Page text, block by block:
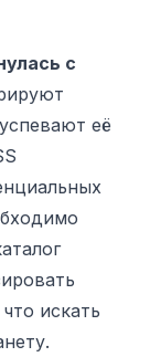
с
её
искать